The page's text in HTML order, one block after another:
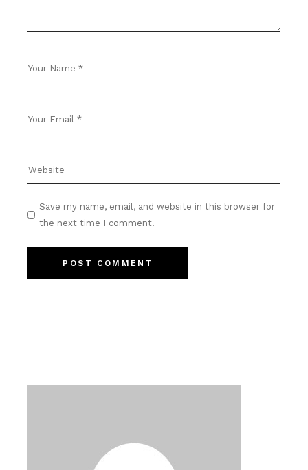
Save my name, email, and website in this browser for
the next time I comment.
POST COMMENT